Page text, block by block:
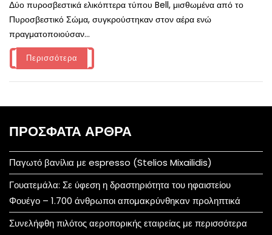
Δύο πυροσβεστικά ελικόπτερα τύπου Bell, μισθωμένα από το
Πυροσβεστικό Σώμα, συγκρούστηκαν στον αέρα ενώ
πραγματοποιούσαν...
Περισσότερα
ΠΡΌΣΦΑΤΑ ΆΡΘΡΑ
Παγωτό βανίλια με espresso (Stelios Mixailidis)
Γουατεμάλα: Σε ύφεση η δραστηριότητα του ηφαιστείου
Φουέγο – 1.700 άνθρωποι απομακρύνθηκαν προληπτικά
Συνελήφθη πιλότος αεροπορικής εταιρείας με περισσότερα